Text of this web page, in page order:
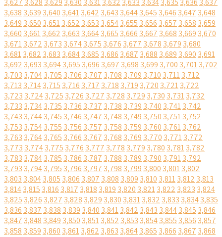
3,627 3,628 3,629 3,630 3,6313,632 3,633 3,6343,635 3,636 3,637
3,638 3,639 3,640 3,6413,642 3,643 3,6443,645 3,646 3,647 3,648
3,649 3,650 3,6513,652 3,653 3,6543,655 3,656 3,657 3,658 3,659
3,660 3,6613,662 3,663 3,6643,665 3,666 3,667 3,668 3,669 3,670
3,6713,672 3,673 3,6743,675 3,676 3,677 3,678 3,679 3,680
3,6813,682 3,683 3,6843,685 3,686 3,687 3,688 3,689 3,690 3,691
3,692 3,693 3,6943,695 3,696 3,697 3,698 3,699 3,700 3,7013,702
3,703 3,7043,705 3,706 3,707 3,708 3,709 3,710 3,7113,712
3,713 3,7143,715 3,716 3,717 3,718 3,719 3,720 3,7213,722
3,723 3,7243,725 3,726 3,727 3,728 3,729 3,730 3,7313,732
3,733 3,7343,735 3,736 3,737 3,738 3,739 3,740 3,7413,742
3,743 3,7443,745 3,746 3,747 3,748 3,749 3,750 3,7513,752
3,753 3,7543,755 3,756 3,757 3,758 3,759 3,760 3,7613,762
3,763 3,7643,765 3,766 3,767 3,768 3,769 3,770 3,7713,772
3,773 3,7743,775 3,776 3,777 3,778 3,779 3,780 3,7813,782
3,783 3,7843,785 3,786 3,787 3,788 3,789 3,790 3,7913,792
3,793 3,7943,795 3,796 3,797 3,798 3,799 3,800 3,8013,802
3,803 3,8043,805 3,806 3,807 3,808 3,809 3,810 3,8113,812 3,813
3,8143,815 3,816 3,817 3,818 3,819 3,820 3,8213,822 3,823 3,824
3,825 3,826 3,827 3,828 3,829 3,830 3,8313,832 3,833 3,8343,835
3,836 3,837 3,838 3,839 3,840 3,8413,842 3,843 3,8443,845 3,846
3,847 3,848 3,849 3,850 3,8513,852 3,853 3,8543,855 3,856 3,857
3,858 3,859 3,860 3,8613,862 3,863 3,8643,865 3,866 3,867 3,868